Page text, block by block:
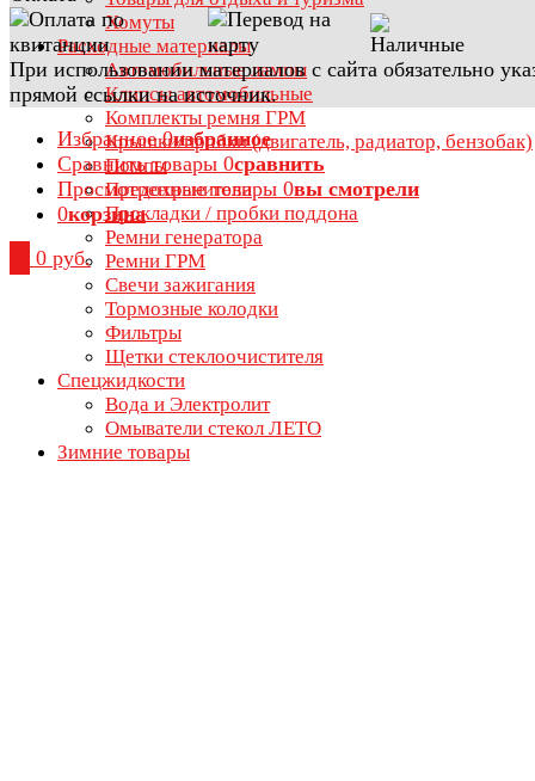
Хомуты
Расходные материалы
Автомобильные лампы
Клипсы автомобильные
Комплекты ремня ГРМ
Крышки/пробки (двигатель, радиатор, бензобак)
Помпы
Предохранители
Прокладки / пробки поддона
Ремни генератора
Ремни ГРМ
Свечи зажигания
Тормозные колодки
Фильтры
Щетки стеклоочистителя
Спецжидкости
Вода и Электролит
Омыватели стекол ЛЕТО
Зимние товары
При использовании материалов с сайта обязательно
прямой ссылки на источник.
Избранное 0избранное
Сравнить товары 0сравнить
Просмотренные товары 0вы смотрели
0корзина
0 руб.